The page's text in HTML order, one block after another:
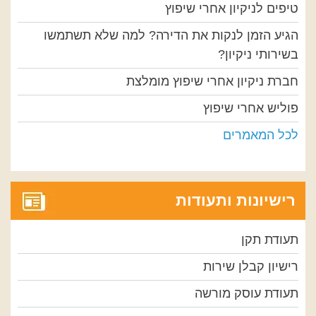
טיפים לניקיון אחרי שיפוץ
הגיע הזמן לנקות את הדירה? למה שלא תשתמשו
בשירותי ניקיון?
חברת ניקיון אחרי שיפוץ מומלצת
פוליש אחרי שיפוץ
לכל המאמרים
רישיונות ותעודות
תעודת תקן
רישיון קבלן שירות
תעודת עוסק מורשה